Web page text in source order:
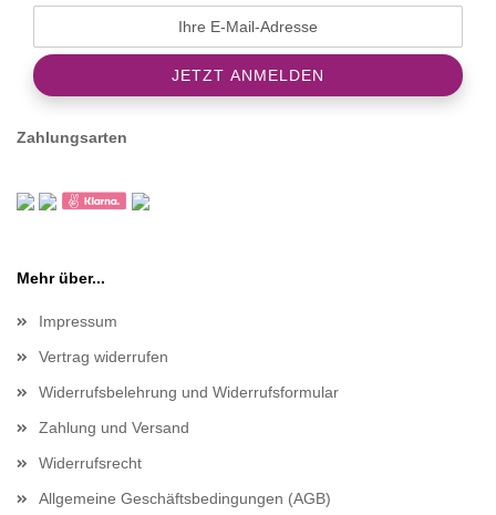
Zahlungsarten
Mehr über...
Impressum
Vertrag widerrufen
Widerrufsbelehrung und Widerrufsformular
Zahlung und Versand
Widerrufsrecht
Allgemeine Geschäftsbedingungen (AGB)